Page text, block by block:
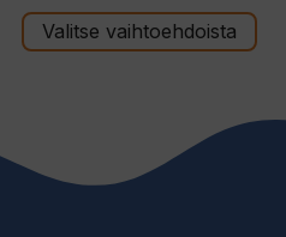
s
t
ä
Valitse vaihtoehdoista